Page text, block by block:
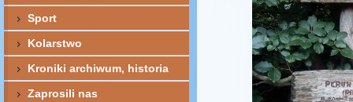
Sport
Kolarstwo
Kroniki archiwum, historia
Zaprosili nas